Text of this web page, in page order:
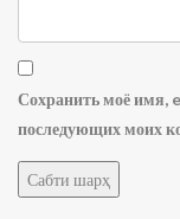
Сохранить моё имя,
последующих моих